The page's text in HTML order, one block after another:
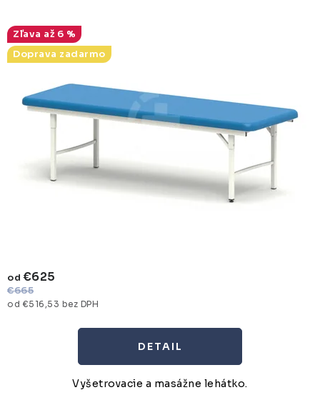
u
k
t
o
d
u
až 6 %
Doprava zadarmo
od €516,53 bez DPH
od €625
€665
DETAIL
Vyšetrovacie a masážne lehátko.